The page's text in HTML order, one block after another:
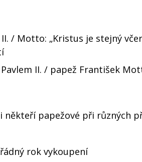
/ Motto: „Kristus je stejný
II. / papež František
papežové při různých
rok vykoupení